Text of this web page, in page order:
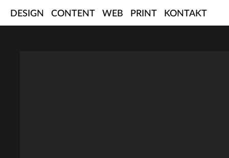
DESIGN CONTENT WEB PRINT KONTAKT